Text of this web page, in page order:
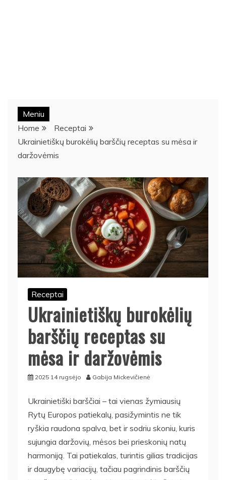
Meniu
Home
Receptai
Ukrainietiškų burokėlių barščių receptas su mėsa ir
daržovėmis
Receptai
Ukrainietiškų burokėlių
barščių receptas su
mėsa ir daržovėmis
2025 14 rugsėjo Gabija Mickevičienė
Ukrainietiški barščiai – tai vienas žymiausių
Rytų Europos patiekalų, pasižymintis ne tik
ryškia raudona spalva, bet ir sodriu skoniu, kuris
sujungia daržovių, mėsos bei prieskonių natų
harmoniją. Tai patiekalas, turintis gilias tradicijas
ir daugybę variacijų, tačiau pagrindinis barščių